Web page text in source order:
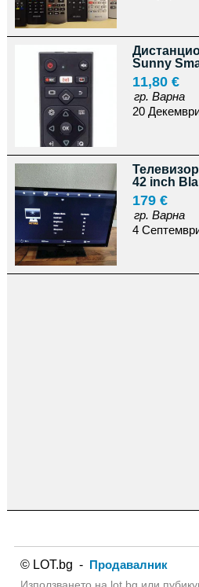
Sunny
11,80 €
гр. Варна
20
42 inch
179 €
гр. Варна
4
© LOT.bg - Продавалник